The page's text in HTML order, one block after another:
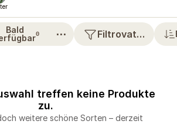
Bald
0 ⋯ Filtrovat…
treffen keine Produkte
zu.
weitere schöne Sorten – derzeit